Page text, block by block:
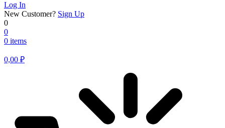
Log In
New Customer? Sign Up
0
0
0 items
0,00 ₽